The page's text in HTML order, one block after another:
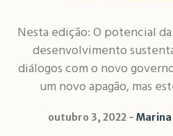
Nesta edição: O potencial
desenvolvimento
diálogos com o novo
um novo apagão, mas
outubro 3, 2022 Marina